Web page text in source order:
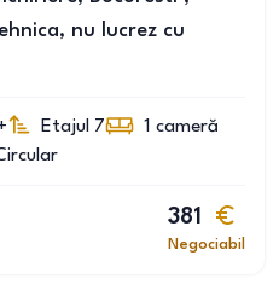
nu lucrez cu
Etajul 7 1 cameră
381
Negociabil